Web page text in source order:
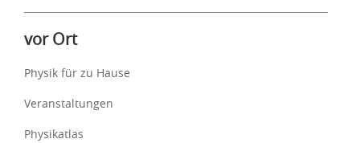
vor Ort
Physik für zu Hause
Veranstaltungen
Physikatlas